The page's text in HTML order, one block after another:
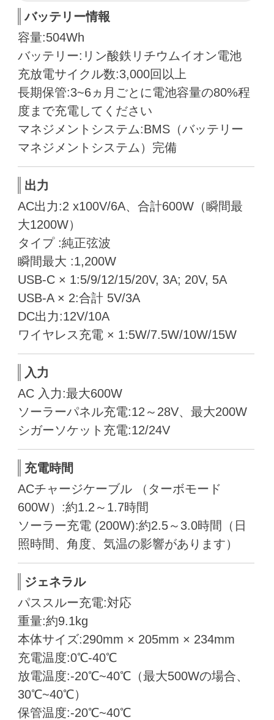
バッテリー情報
容量:504Wh
バッテリー: リン酸鉄リチウムイオン電池
充放電サイクル数:3,000回以上
長期保管:3~6ヵ月ごとに電池容量の80%程
度まで充電してください
マネジメントシステム:BMS（バッテリー
マネジメントシステム）完備
出力
AC出力:2 x100V/6A、合計600W（瞬間最
大1200W）
タイプ :純正弦波
瞬間最大 :1,200W
USB-C × 1:5/9/12/15/20V, 3A; 20V, 5A
USB-A × 2:合計 5V/3A
DC出力:12V/10A
ワイヤレス充電 × 1:‎5W/7.5W/10W/15W
入力
AC 入力:最大600W
ソーラーパネル充電:12～28V、最大200W
シガーソケット充電:12/24V
充電時間
ACチャージケーブル （ターボモード
600W）:約1.2～1.7時間
ソーラー充電 (200W):約2.5～3.0時間（日
照時間、角度、気温の影響があります）
ジェネラル
パススルー充電:対応
重量:約9.1kg
本体サイズ:290mm × 205mm × 234mm
充電温度:0℃-40℃
放電温度:-20℃~40℃（最大500Wの場合、
30℃~40℃）
保管温度:‎-20℃~40℃